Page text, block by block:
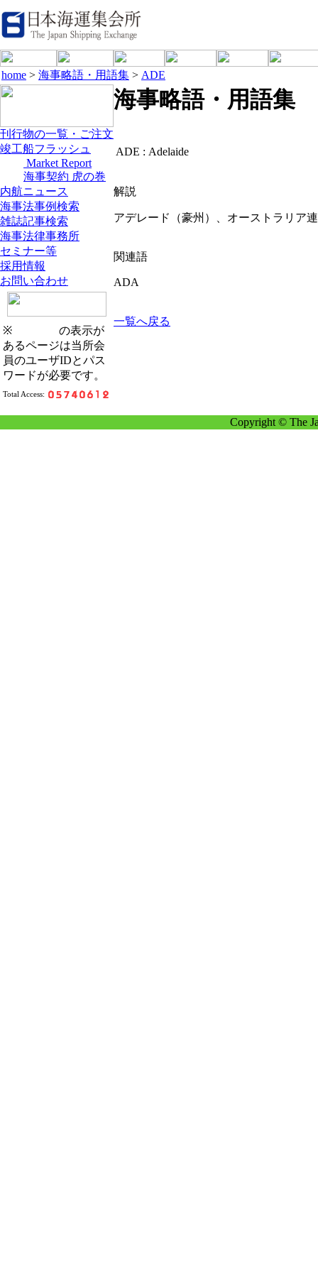
home > 海事略語・用語集 > ADE
刊行物の一覧・ご注文
竣工船フラッシュ
Market Report
海事契約 虎の巻
内航ニュース
海事法事例検索
雑誌記事検索
海事法律事務所
セミナー等
採用情報
お問い合わせ
※
の表示が
あるページは当所会
員のユーザIDとパス
ワードが必要です。
Total Access:
海事略語・用語集
ADE : Adelaide
解説
アデレード（豪州）、オーストラリア
関連語
ADA
一覧へ戻る
Copyright © The